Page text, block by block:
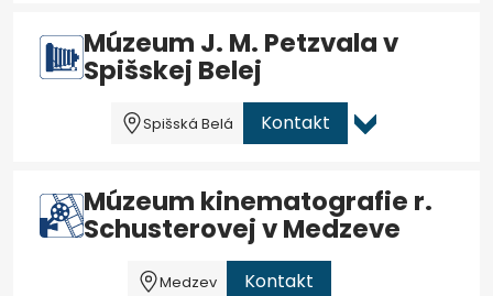
Múzeum J. M. Petzvala v
Spišskej Belej
Spišská Belá Kontakt
Múzeum kinematografie r.
Schusterovej v Medzeve
Medzev Kontakt